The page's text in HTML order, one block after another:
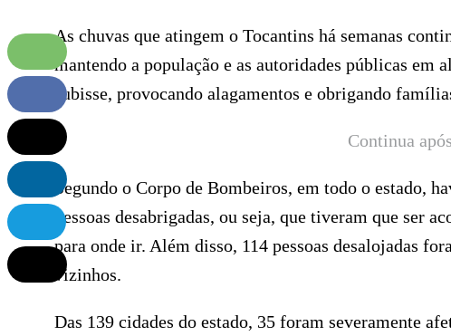
As chuvas que atingem o Tocantins há semanas
mantendo a população e as autoridades públicas
subisse, provocando alagamentos e obrigando
Continua
Segundo o Corpo de Bombeiros, em todo o estado,
pessoas desabrigadas, ou seja, que tiveram que ser
para onde ir. Além disso, 114 pessoas desalojadas
vizinhos.
Das 139 cidades do estado, 35 foram severamente